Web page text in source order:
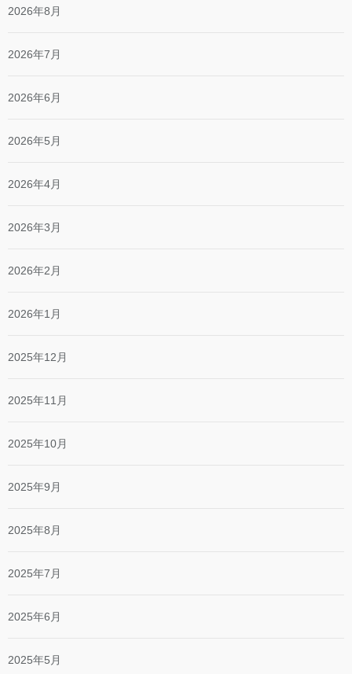
2026年8月
2026年7月
2026年6月
2026年5月
2026年4月
2026年3月
2026年2月
2026年1月
2025年12月
2025年11月
2025年10月
2025年9月
2025年8月
2025年7月
2025年6月
2025年5月